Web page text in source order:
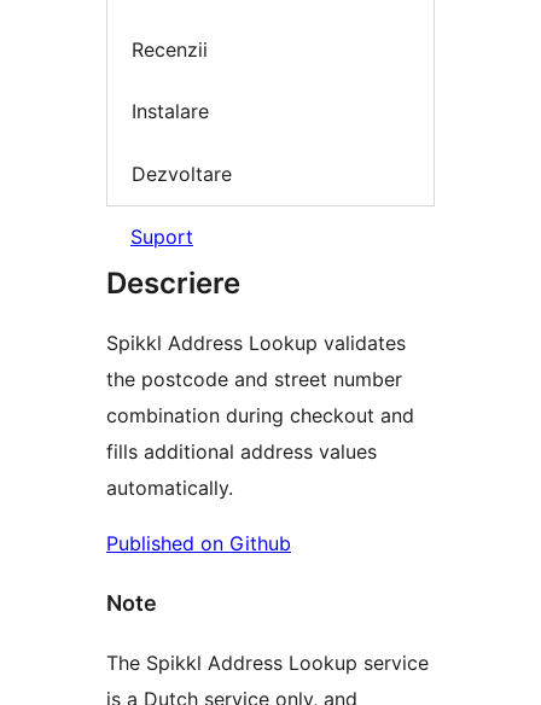
Recenzii
Instalare
Dezvoltare
Suport
Descriere
Spikkl Address Lookup validates
the postcode and street number
combination during checkout and
fills additional address values
automatically.
Published on Github
Note
The Spikkl Address Lookup service
is a Dutch service only, and